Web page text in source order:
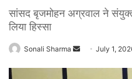
सांसद बृजमोहन अग्रवाल ने
लिया हिस्सा
Sonali Sharma July 1,